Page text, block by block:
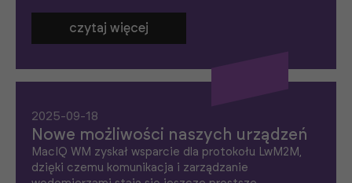
czytaj więcej
2025-09-18
Nowe możliwości naszych urządzeń
MacIQ WM zyskał wsparcie dla protokołu LwM2M,
dzięki czemu komunikacja i zarządzanie